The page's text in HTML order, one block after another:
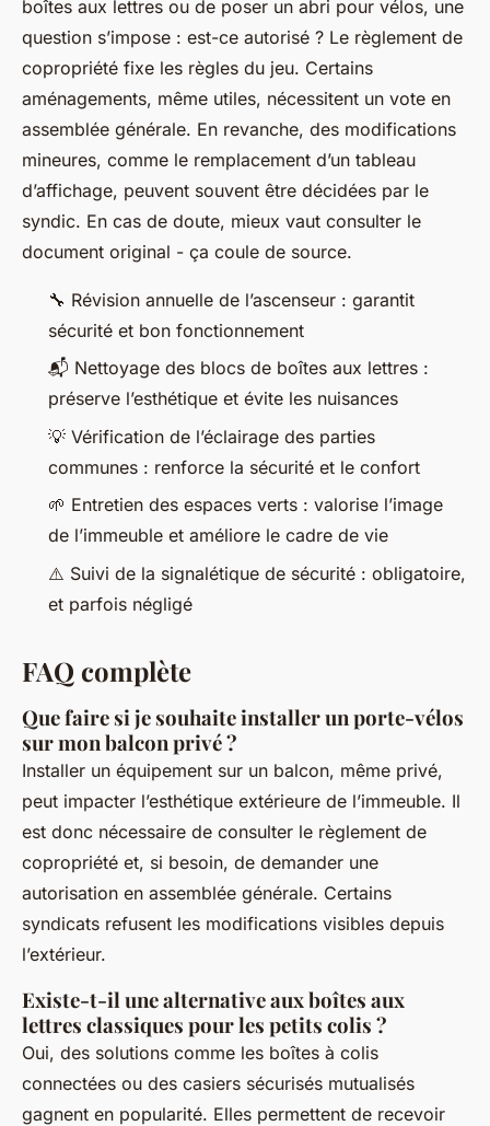
boîtes aux lettres ou de poser un abri pour vélos, une
question s’impose : est-ce autorisé ? Le règlement de
copropriété fixe les règles du jeu. Certains
aménagements, même utiles, nécessitent un vote en
assemblée générale. En revanche, des modifications
mineures, comme le remplacement d’un tableau
d’affichage, peuvent souvent être décidées par le
syndic. En cas de doute, mieux vaut consulter le
document original - ça coule de source.
🔧 Révision annuelle de l’ascenseur : garantit
sécurité et bon fonctionnement
📬 Nettoyage des blocs de boîtes aux lettres :
préserve l’esthétique et évite les nuisances
💡 Vérification de l’éclairage des parties
communes : renforce la sécurité et le confort
🌱 Entretien des espaces verts : valorise l’image
de l’immeuble et améliore le cadre de vie
⚠️ Suivi de la signalétique de sécurité : obligatoire,
et parfois négligé
FAQ complète
Que faire si je souhaite installer un porte-vélos
sur mon balcon privé ?
Installer un équipement sur un balcon, même privé,
peut impacter l’esthétique extérieure de l’immeuble. Il
est donc nécessaire de consulter le règlement de
copropriété et, si besoin, de demander une
autorisation en assemblée générale. Certains
syndicats refusent les modifications visibles depuis
l’extérieur.
Existe-t-il une alternative aux boîtes aux
lettres classiques pour les petits colis ?
Oui, des solutions comme les boîtes à colis
connectées ou des casiers sécurisés mutualisés
gagnent en popularité. Elles permettent de recevoir